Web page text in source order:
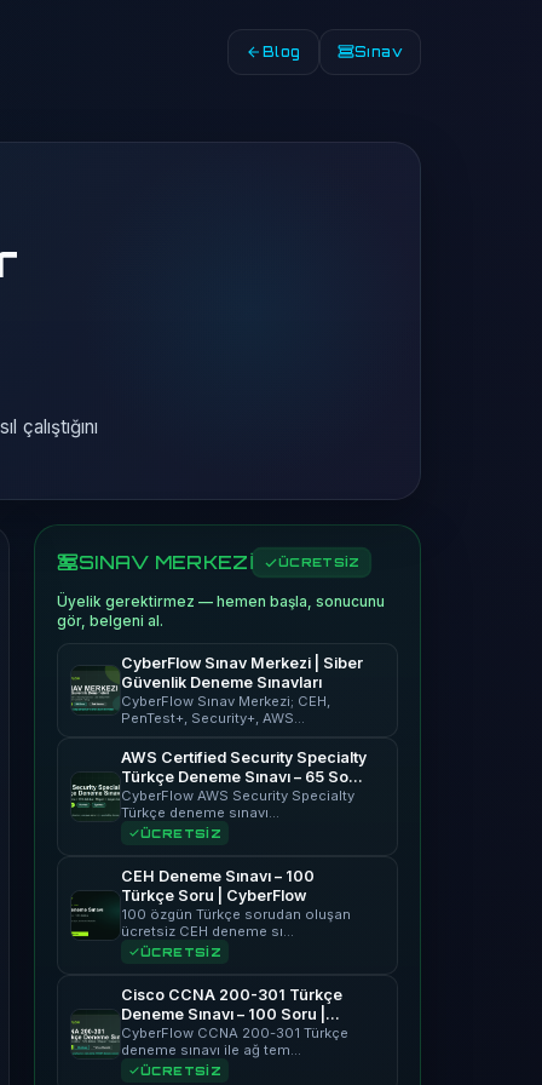
Blog Sınav
SINAV MERKEZİ ÜCRETSİZ
Üyelik gerektirmez — hemen başla, sonucunu
gör, belgeni al.
CyberFlow Sınav Merkezi | Siber
Güvenlik Deneme Sınavları
CyberFlow Sınav Merkezi; CEH,
PenTest+, Security+, AWS…
AWS Certified Security Specialty
Türkçe Deneme Sınavı – 65 Soru
| CyberFlow
CyberFlow AWS Security Specialty
Türkçe deneme sınavı…
ÜCRETSİZ
CEH Deneme Sınavı – 100
Türkçe Soru | CyberFlow
100 özgün Türkçe sorudan oluşan
ücretsiz CEH deneme sı…
ÜCRETSİZ
Cisco CCNA 200-301 Türkçe
Deneme Sınavı – 100 Soru |
CyberFlow
CyberFlow CCNA 200-301 Türkçe
deneme sınavı ile ağ tem…
ÜCRETSİZ